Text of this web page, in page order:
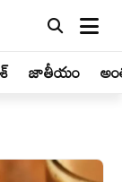
జాతీయం